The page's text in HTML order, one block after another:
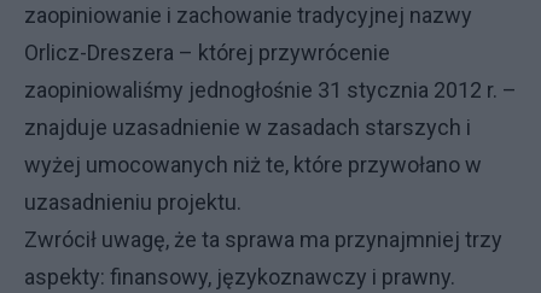
zaopiniowanie i zachowanie tradycyjnej nazwy
Orlicz-Dreszera – której przywrócenie
zaopiniowaliśmy jednogłośnie 31 stycznia 2012 r. –
znajduje uzasadnienie w zasadach starszych i
wyżej umocowanych niż te, które przywołano w
uzasadnieniu projektu.
Zwrócił uwagę, że ta sprawa ma przynajmniej trzy
aspekty: finansowy, językoznawczy i prawny.